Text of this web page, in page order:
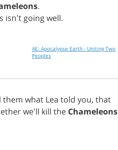
.
isn't goingwell.
AE: Apocalypse Earth - Uniting Two
Peoples
them what Lea told you, that
we'll kill the Chameleons